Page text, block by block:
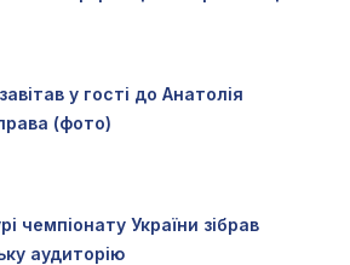
у гості до Анатолія
(фото)
чемпіонату України зібрав
аудиторію